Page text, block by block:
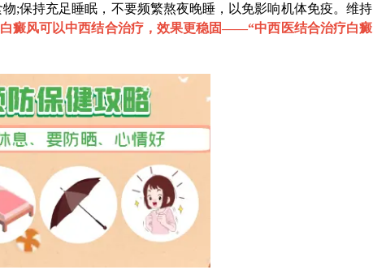
;保持充足睡眠，不要频繁熬夜晚睡，以免影响机体免疫。维持
白癜风可以中西结合治疗，效果更稳固——“中西医结合治疗白癜